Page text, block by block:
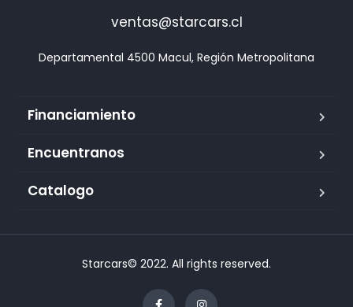
ventas@starcars.cl
Financiamiento
Encuentranos
Catalogo
Starcars© 2022. All rights reserved.